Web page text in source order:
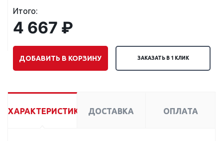
Итого:
4 667 ₽
ДОБАВИТЬ В КОРЗИНУ ЗАКАЗАТЬ В 1 КЛИК
ХАРАКТЕРИСТИКИ ДОСТАВКА ОПЛАТА